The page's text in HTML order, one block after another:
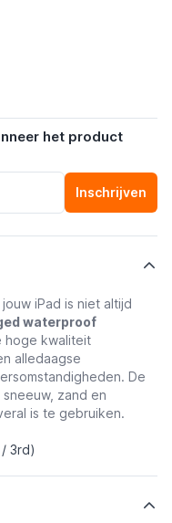
het product
Inschrijven
iPad is niet altijd
waterproof
hoge kwaliteit
alledaagse
De
zand en
is te gebruiken.
3rd)